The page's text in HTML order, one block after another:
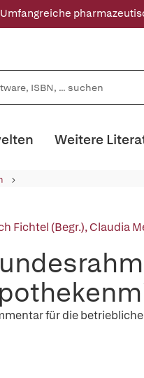
Weitere
Fichtel (Begr.),Claudia
für die